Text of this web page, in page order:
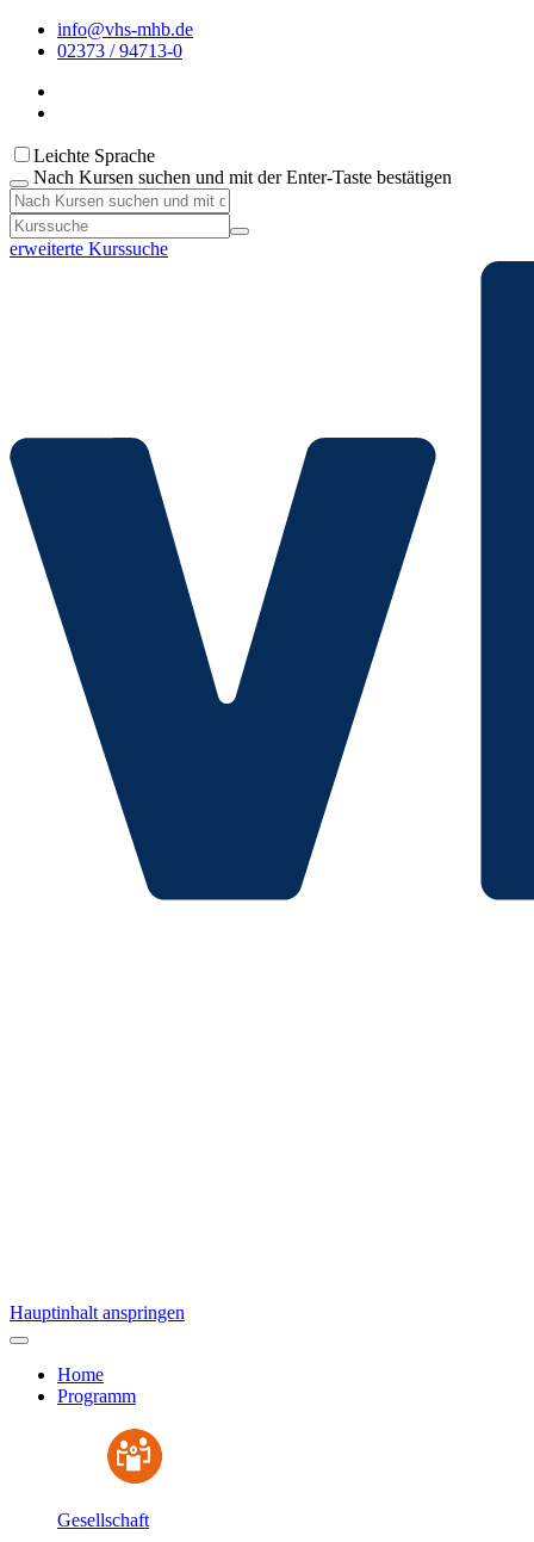
info@vhs-mhb.de
02373 / 94713-0
Leichte Sprache
Nach Kursen suchen und mit der Enter-Taste bestätigen
erweiterte Kurssuche
Hauptinhalt anspringen
Home
Programm
Gesellschaft